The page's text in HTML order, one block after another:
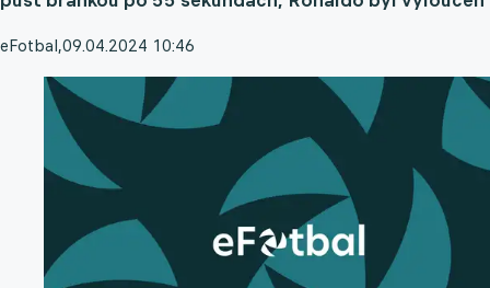
eFotbal,09.04.2024 10:46